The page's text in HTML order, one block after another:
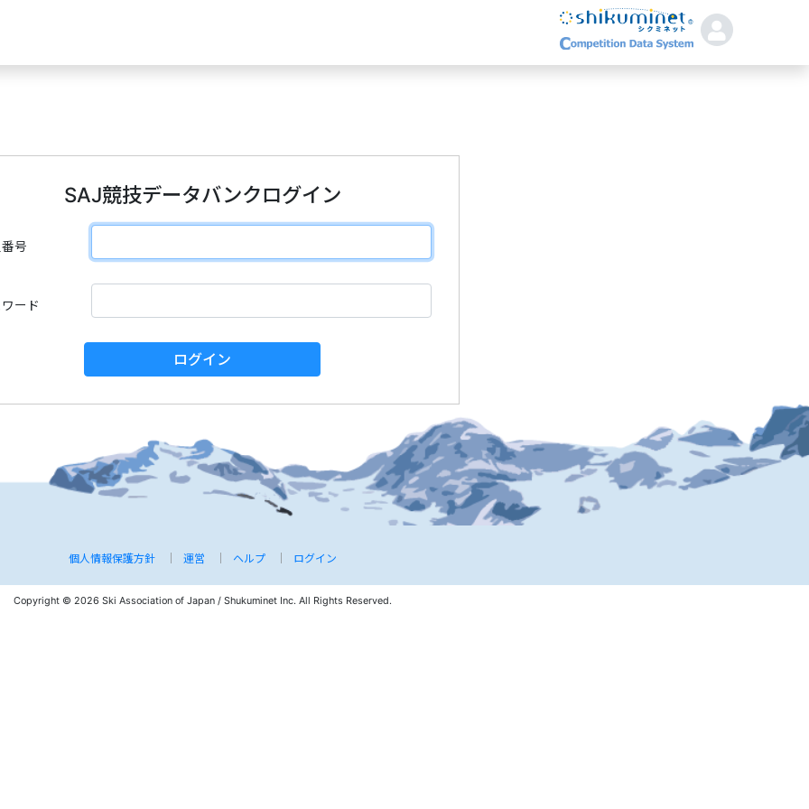
SAJ競技データバンクログイン
号
ード
ログイン
個人情報保護方針 運営 ヘルプ ログイン
Copyright © 2026 Ski Association of Japan / Shukuminet Inc. All Rights Reserved.